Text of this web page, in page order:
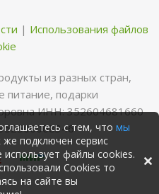
| Использования файлов
из разных стран,
питание, пoдарки
ИНН: 352604681660
с тем, что мы
же подключен сервис
файлы cookies.
Cookies то
на сайте вы